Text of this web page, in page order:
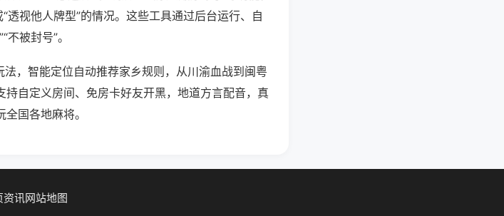
透视他人牌型”的情况。这些工具通过后台运行、自
被封号”。
，智能定位自动推荐家乡规则，从川渝血战到闽粤
自定义房间、免房卡好友开黑，地道方言配音，真
国各地麻将。
资讯网站地图